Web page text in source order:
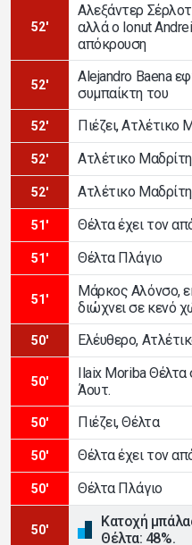
52'
Αλεξάντερ
αλλά ο Ionut
απόκρουση
52'
Alejandro Baena
συμπαίκτη του
52' Πιέζει, Ατλέτικο
52' Ατλέτικο
52' Ατλέτικο
51' Θέλτα έχει τον
51' Θέλτα Πλάγιο
51'
Μάρκος Αλόνσο,
διώχνει σε κενό
50' Ελέυθερο,
50'
Ilaix Moriba Θέλτα
Άουτ.
50' Πιέζει, Θέλτα
50' Θέλτα έχει τον
50' Θέλτα Πλάγιο
50'
Κατοχή
Θέλτα: 48%.